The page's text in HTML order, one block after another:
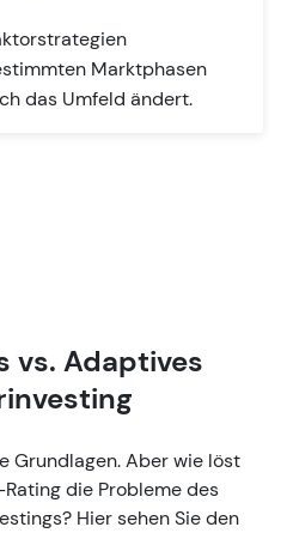
Marktphasen
das Umfeld ändert.
vs. Adaptives
Grundlagen. Aber wie löst
die Probleme des
Hier sehen Sie den